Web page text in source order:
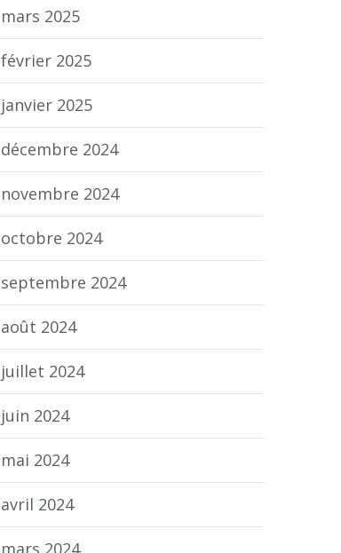
mars 2025
février 2025
janvier 2025
décembre 2024
novembre 2024
octobre 2024
septembre 2024
août 2024
juillet 2024
juin 2024
mai 2024
avril 2024
mars 2024